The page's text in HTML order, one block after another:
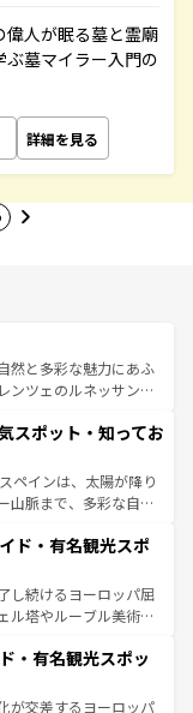
偉人が眠る墓と霊廟
墓マイラー入門の
詳細を見る
然と多彩な魅力にあふ
ンツェのルネッサンス
やアマルフィ海岸の絶
の合間には、本場の
料理を堪能することも
、すべての瞬間を楽し
ンツ一覧を参照してほ
スポット・知ってお
ペインは、太陽が降り
山脈まで、多彩な自然
フラメンコ、熱気あふ
活の一部となってい
囲気や、バルセロナの
古代ローマ遺跡や中世
なるスペインはその個
ド・有名観光スポ
し続けるヨーロッパ屈
ル塔やルーブル美術館
麗な宮殿、歴史的な大
然が、訪れる者を心
食の国としても知ら
・有名観光スポッ
が交差するヨーロッパ